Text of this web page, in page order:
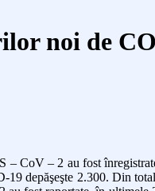
noi de
– CoV – 2 au fost
19 depăşeşte 2.300. Din